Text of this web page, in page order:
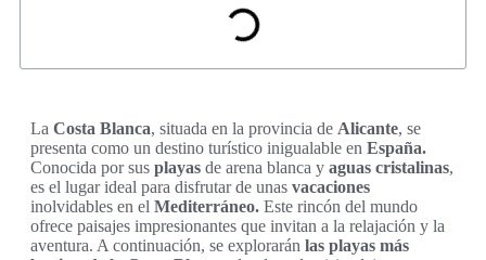
La Costa Blanca, situada en la provincia de Alicante, se
presenta como un destino turístico inigualable en España.
Conocida por sus playas de arena blanca y aguas cristalinas,
es el lugar ideal para disfrutar de unas vacaciones
inolvidables en el Mediterráneo. Este rincón del mundo
ofrece paisajes impresionantes que invitan a la relajación y la
aventura. A continuación, se explorarán las playas más